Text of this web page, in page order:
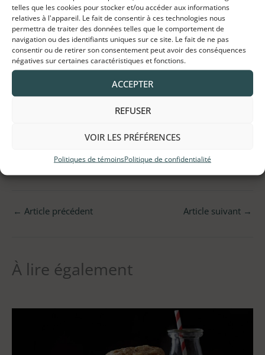
telles que les cookies pour stocker et/ou accéder aux informations
relatives à l'appareil. Le fait de consentir à ces technologies nous
permettra de traiter des données telles que le comportement de
navigation ou des identifiants uniques sur ce site. Le fait de ne pas
consentir ou de retirer son consentement peut avoir des conséquences
négatives sur certaines caractéristiques et fonctions.
ACCEPTER
REFUSER
VOIR LES PRÉFÉRENCES
Politiques de témoinsPolitique de confidentialité
purée et bien mélanger.
Disposer dans un verre ou un pot 1/3t de purée de
bleuets au fond ; 1/3 t du mélange de bleuets et
pouding et terminer avec 1/3 à 1/2 t du pouding
puis garnir avec du granola et des bleuets frais!
← Article précédent Article suivant →
À lire également